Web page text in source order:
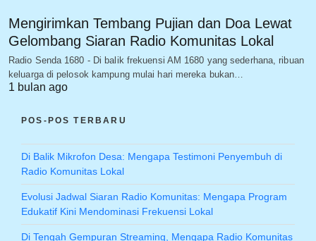
Mengirimkan Tembang Pujian dan Doa Lewat
Gelombang Siaran Radio Komunitas Lokal
Radio Senda 1680 - Di balik frekuensi AM 1680 yang sederhana, ribuan
keluarga di pelosok kampung mulai hari mereka bukan…
1 bulan ago
POS-POS TERBARU
Di Balik Mikrofon Desa: Mengapa Testimoni Penyembuh di
Radio Komunitas Lokal
Evolusi Jadwal Siaran Radio Komunitas: Mengapa Program
Edukatif Kini Mendominasi Frekuensi Lokal
Di Tengah Gempuran Streaming, Mengapa Radio Komunitas